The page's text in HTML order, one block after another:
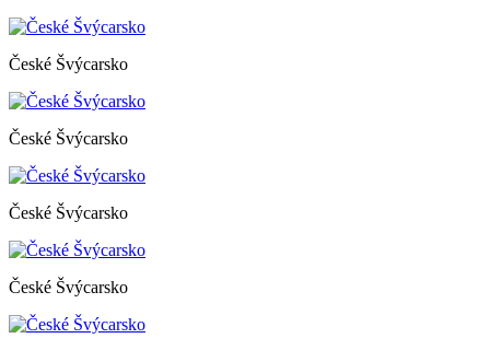
České Švýcarsko
České Švýcarsko
České Švýcarsko
České Švýcarsko